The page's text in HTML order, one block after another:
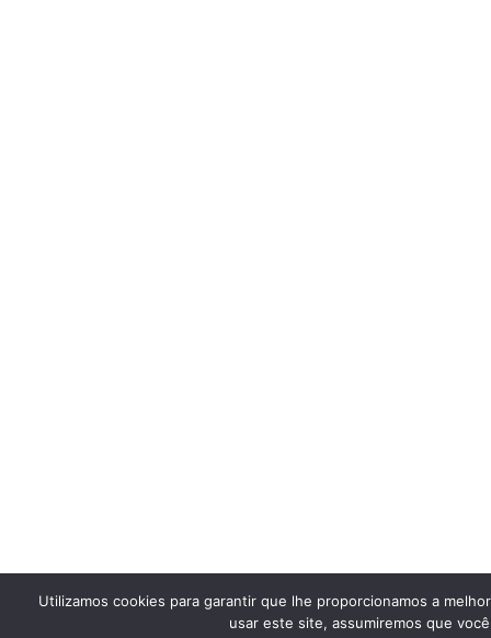
Utilizamos cookies para garantir que lhe proporcionamos a
usar este site, assumiremos que